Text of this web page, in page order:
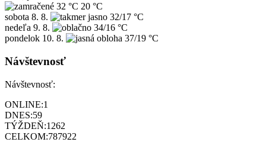
32 °C 20 °C
sobota 8. 8.
32/17 °C
nedeľa 9. 8.
34/16 °C
pondelok 10. 8. 37/19 °C
Návštevnosť
Návštevnosť:
ONLINE:1
DNES:59
TÝŽDEŇ:1262
CELKOM:787922